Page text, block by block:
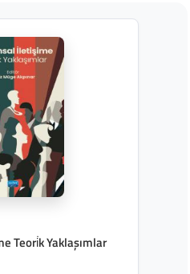
Teori̇k Yaklaşımlar